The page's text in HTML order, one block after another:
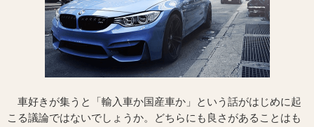
車好きが集うと「輸入車か国産車か」という話がはじめに起
こる議論ではないでしょうか。どちらにも良さがあることはも